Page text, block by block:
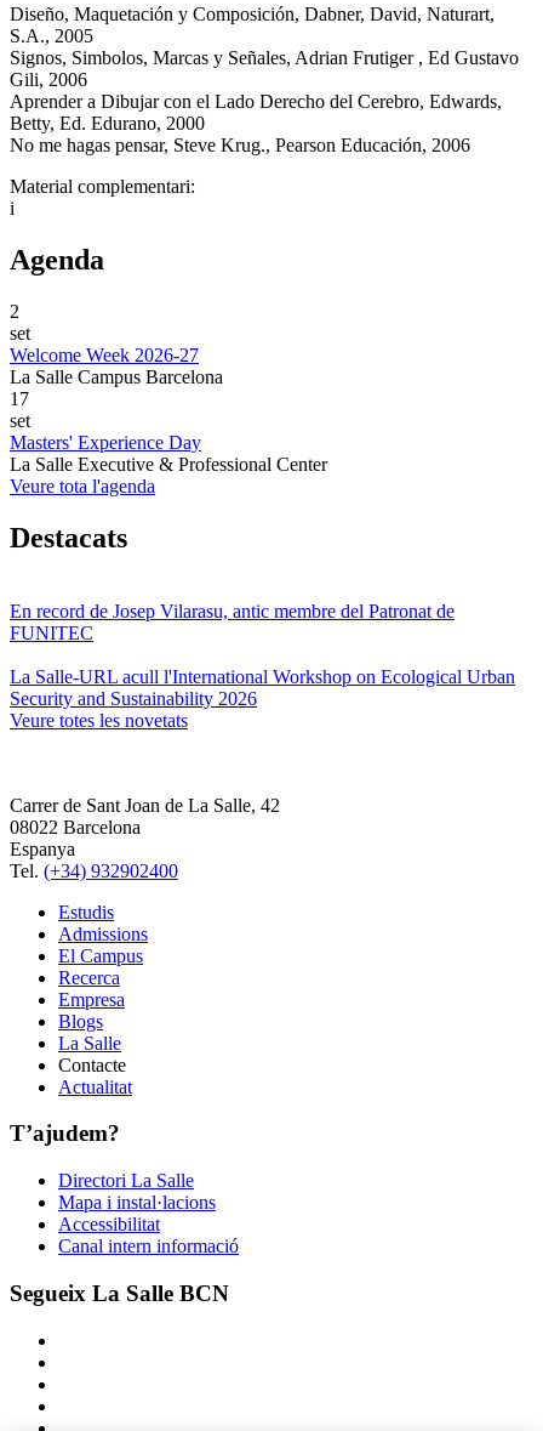
Diseño, Maquetación y Composición, Dabner, David, Naturart,
S.A., 2005
Signos, Simbolos, Marcas y Señales, Adrian Frutiger , Ed Gustavo
Gili, 2006
Aprender a Dibujar con el Lado Derecho del Cerebro, Edwards,
Betty, Ed. Edurano, 2000
No me hagas pensar, Steve Krug., Pearson Educación, 2006
Material complementari:
i
Agenda
2
set
Welcome Week 2026-27
La Salle Campus Barcelona
17
set
Masters' Experience Day
La Salle Executive & Professional Center
Veure tota l'agenda
Destacats
En record de Josep Vilarasu, antic membre del Patronat de
FUNITEC
La Salle-URL acull l'International Workshop on Ecological Urban
Security and Sustainability 2026
Veure totes les novetats
Carrer de Sant Joan de La Salle, 42
08022 Barcelona
Espanya
Tel. (+34) 932902400
Estudis
Admissions
El Campus
Recerca
Empresa
Blogs
La Salle
Contacte
Actualitat
T’ajudem?
Directori La Salle
Mapa i instal·lacions
Accessibilitat
Canal intern informació
Segueix La Salle BCN